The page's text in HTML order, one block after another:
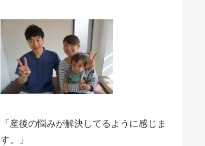
「産後の悩みが解決してるように感じま
す。」